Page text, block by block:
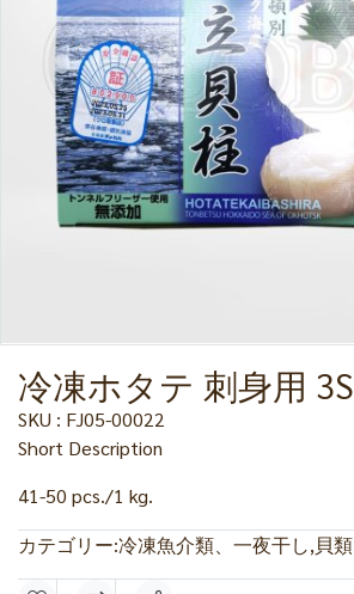
冷凍ホタテ 刺身用 3S
SKU : FJ05-00022
Short Description
41-50 pcs./1 kg.
カテゴリー:冷凍魚介類、一夜干し,貝類